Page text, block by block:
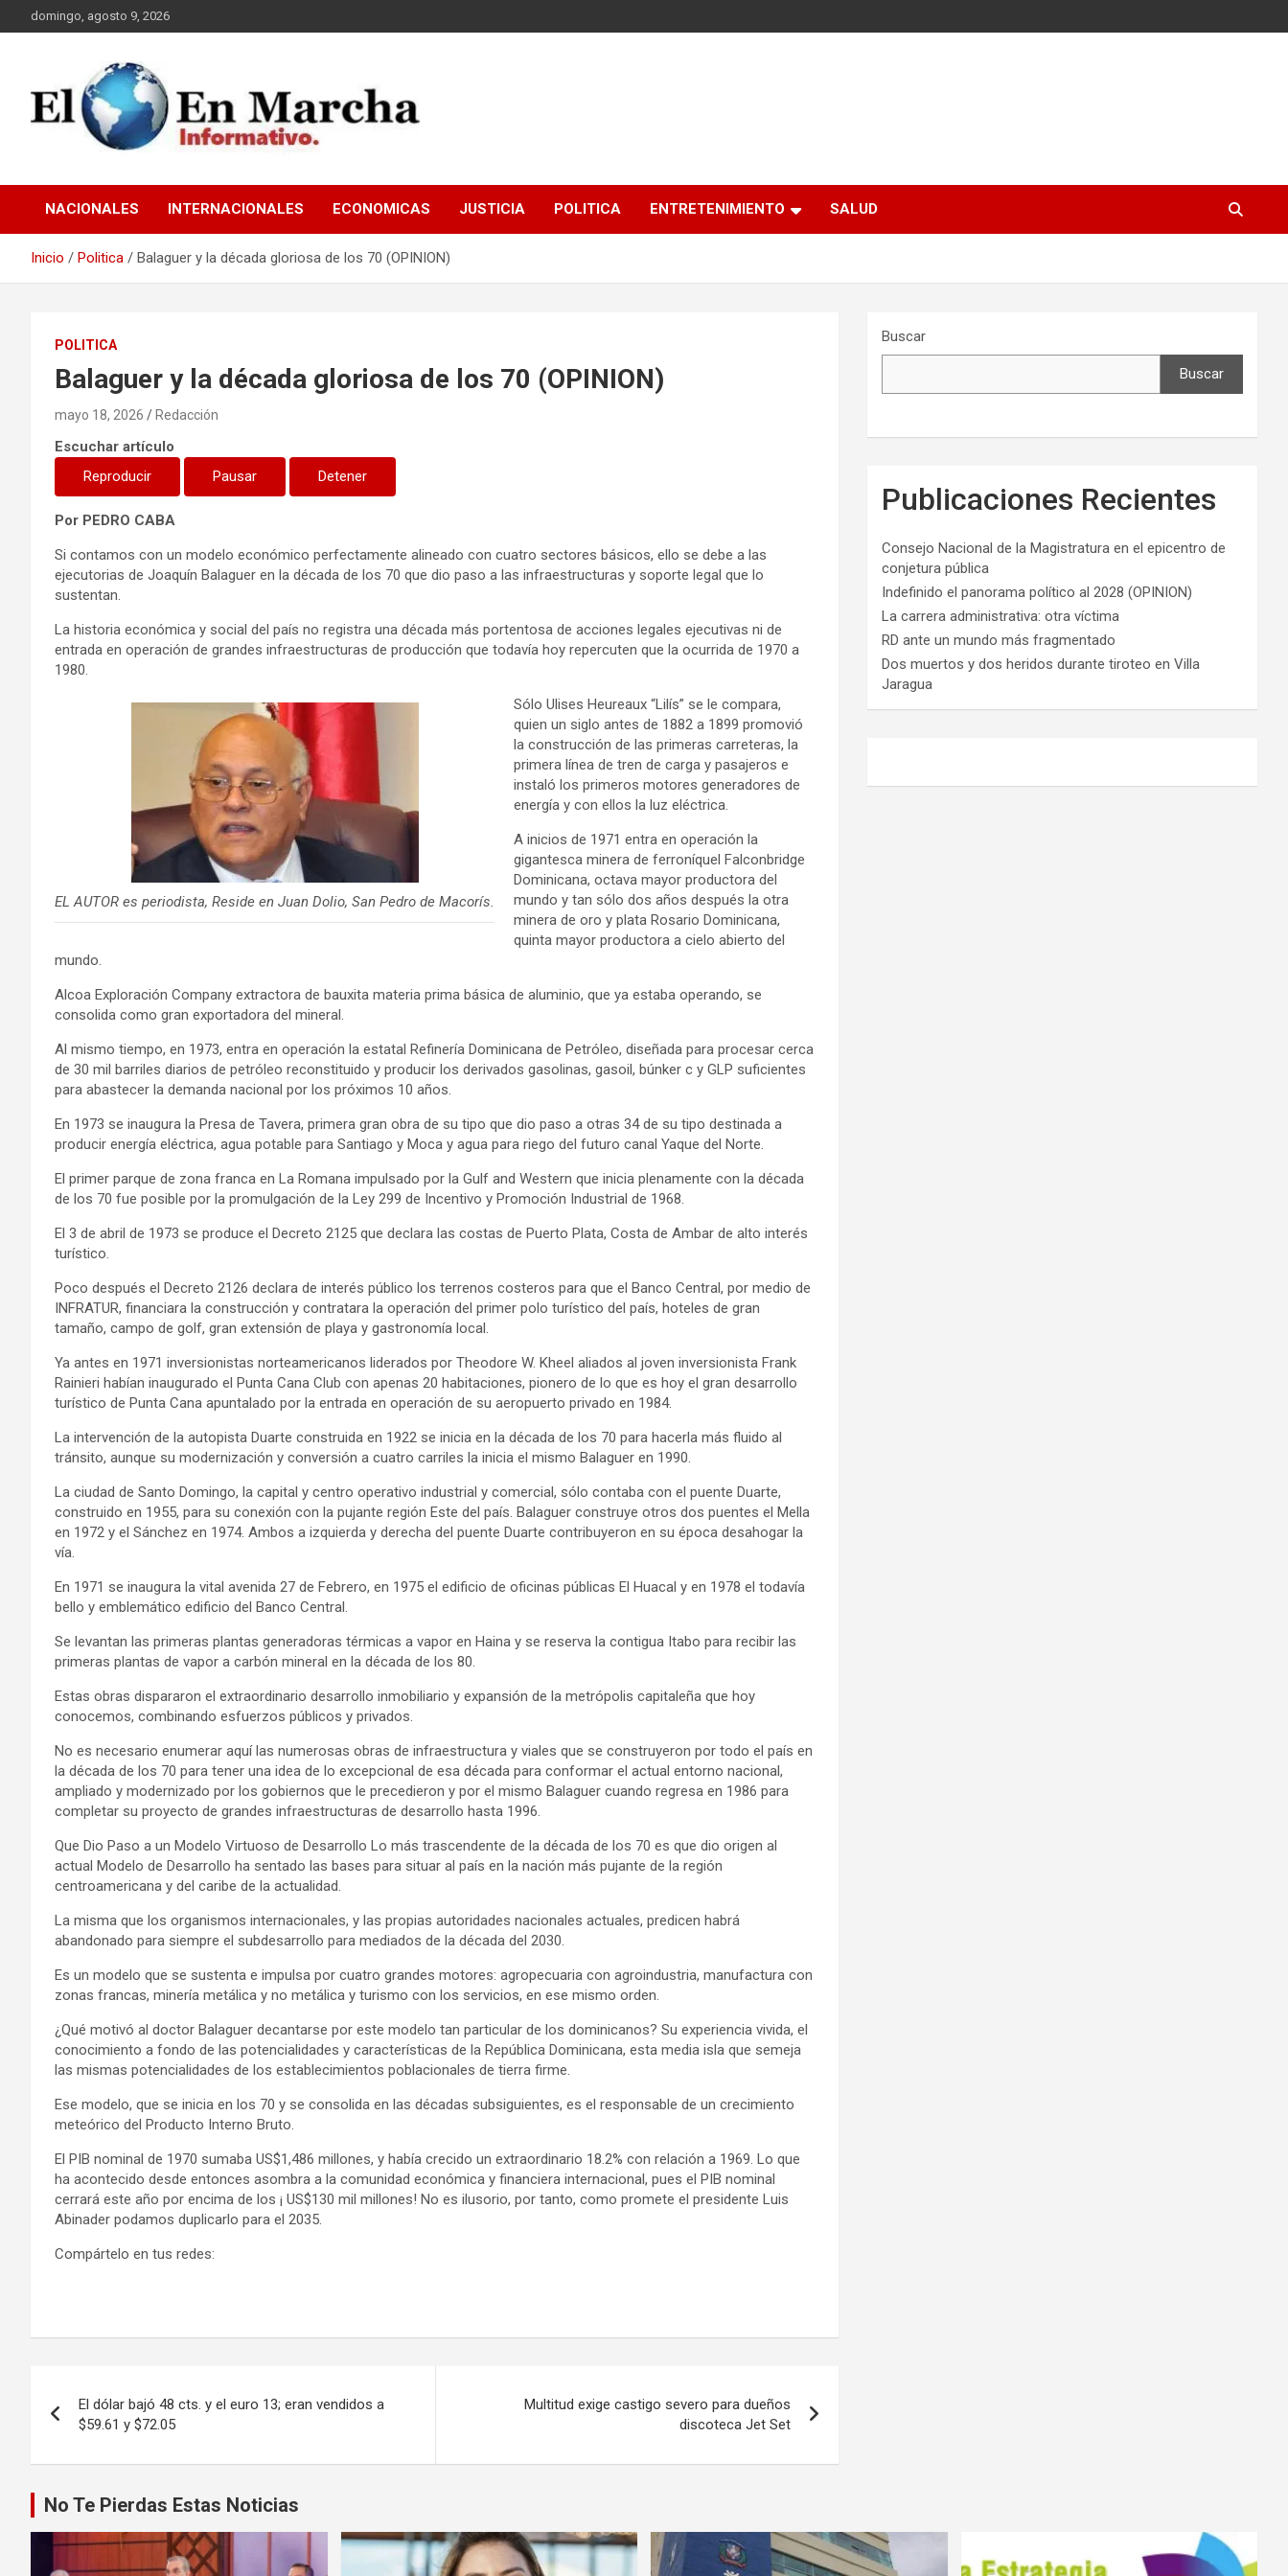
al
domingo, agosto 9, 2026
elmundoenmarcha.net
NACIONALES INTERNACIONALES ECONOMICAS JUSTICIA POLITICA ENTRETENIMIENTO SALUD
Inicio Politica Balaguer y la década gloriosa de los 70 (OPINION)
POLITICA
Balaguer y la década gloriosa de los 70 (OPINION)
mayo 18, 2026 Redacción
Escuchar artículo
Reproducir
Pausar Detener
Por PEDRO CABA
Si contamos con un modelo económico perfectamente alineado con cuatro sectores básicos, ello se debe a las
ejecutorias de Joaquín Balaguer en la década de los 70 que dio paso a las infraestructuras y soporte legal que lo
sustentan.
La historia económica y social del país no registra una década más portentosa de acciones legales ejecutivas ni de
entrada en operación de grandes infraestructuras de producción que todavía hoy repercuten que la ocurrida de 1970 a
1980.
EL AUTOR es periodista, Reside en Juan Dolio, San Pedro de Macorís.
Sólo Ulises Heureaux “Lilís” se le compara,
quien un siglo antes de 1882 a 1899 promovió
la construcción de las primeras carreteras, la
primera línea de tren de carga y pasajeros e
instaló los primeros motores generadores de
energía y con ellos la luz eléctrica.
A inicios de 1971 entra en operación la
gigantesca minera de ferroníquel Falconbridge
Dominicana, octava mayor productora del
mundo y tan sólo dos años después la otra
minera de oro y plata Rosario Dominicana,
quinta mayor productora a cielo abierto del
mundo.
Alcoa Exploración Company extractora de bauxita materia prima básica de aluminio, que ya estaba operando, se
consolida como gran exportadora del mineral.
Al mismo tiempo, en 1973, entra en operación la estatal Refinería Dominicana de Petróleo, diseñada para procesar cerca
de 30 mil barriles diarios de petróleo reconstituido y producir los derivados gasolinas, gasoil, búnker c y GLP suficientes
para abastecer la demanda nacional por los próximos 10 años.
En 1973 se inaugura la Presa de Tavera, primera gran obra de su tipo que dio paso a otras 34 de su tipo destinada a
producir energía eléctrica, agua potable para Santiago y Moca y agua para riego del futuro canal Yaque del Norte.
El primer parque de zona franca en La Romana impulsado por la Gulf and Western que inicia plenamente con la década
de los 70 fue posible por la promulgación de la Ley 299 de Incentivo y Promoción Industrial de 1968.
El 3 de abril de 1973 se produce el Decreto 2125 que declara las costas de Puerto Plata, Costa de Ambar de alto interés
turístico.
Poco después el Decreto 2126 declara de interés público los terrenos costeros para que el Banco Central, por medio de
INFRATUR, financiara la construcción y contratara la operación del primer polo turístico del país, hoteles de gran
tamaño, campo de golf, gran extensión de playa y gastronomía local.
Ya antes en 1971 inversionistas norteamericanos liderados por Theodore W. Kheel aliados al joven inversionista Frank
Rainieri habían inaugurado el Punta Cana Club con apenas 20 habitaciones, pionero de lo que es hoy el gran desarrollo
turístico de Punta Cana apuntalado por la entrada en operación de su aeropuerto privado en 1984.
La intervención de la autopista Duarte construida en 1922 se inicia en la década de los 70 para hacerla más fluido al
tránsito, aunque su modernización y conversión a cuatro carriles la inicia el mismo Balaguer en 1990.
La ciudad de Santo Domingo, la capital y centro operativo industrial y comercial, sólo contaba con el puente Duarte,
construido en 1955, para su conexión con la pujante región Este del país. Balaguer construye otros dos puentes el Mella
en 1972 y el Sánchez en 1974. Ambos a izquierda y derecha del puente Duarte contribuyeron en su época desahogar la
vía.
En 1971 se inaugura la vital avenida 27 de Febrero, en 1975 el edificio de oficinas públicas El Huacal y en 1978 el todavía
bello y emblemático edificio del Banco Central.
Se levantan las primeras plantas generadoras térmicas a vapor en Haina y se reserva la contigua Itabo para recibir las
primeras plantas de vapor a carbón mineral en la década de los 80.
Estas obras dispararon el extraordinario desarrollo inmobiliario y expansión de la metrópolis capitaleña que hoy
conocemos, combinando esfuerzos públicos y privados.
No es necesario enumerar aquí las numerosas obras de infraestructura y viales que se construyeron por todo el país en
la década de los 70 para tener una idea de lo excepcional de esa década para conformar el actual entorno nacional,
ampliado y modernizado por los gobiernos que le precedieron y por el mismo Balaguer cuando regresa en 1986 para
completar su proyecto de grandes infraestructuras de desarrollo hasta 1996.
Que Dio Paso a un Modelo Virtuoso de Desarrollo Lo más trascendente de la década de los 70 es que dio origen al
actual Modelo de Desarrollo ha sentado las bases para situar al país en la nación más pujante de la región
centroamericana y del caribe de la actualidad.
La misma que los organismos internacionales, y las propias autoridades nacionales actuales, predicen habrá
abandonado para siempre el subdesarrollo para mediados de la década del 2030.
Es un modelo que se sustenta e impulsa por cuatro grandes motores: agropecuaria con agroindustria, manufactura con
zonas francas, minería metálica y no metálica y turismo con los servicios, en ese mismo orden.
¿Qué motivó al doctor Balaguer decantarse por este modelo tan particular de los dominicanos? Su experiencia vivida, el
conocimiento a fondo de las potencialidades y características de la República Dominicana, esta media isla que semeja
las mismas potencialidades de los establecimientos poblacionales de tierra firme.
Ese modelo, que se inicia en los 70 y se consolida en las décadas subsiguientes, es el responsable de un crecimiento
meteórico del Producto Interno Bruto.
El PIB nominal de 1970 sumaba US$1,486 millones, y había crecido un extraordinario 18.2% con relación a 1969. Lo que
ha acontecido desde entonces asombra a la comunidad económica y financiera internacional, pues el PIB nominal
cerrará este año por encima de los ¡ US$130 mil millones! No es ilusorio, por tanto, como promete el presidente Luis
Abinader podamos duplicarlo para el 2035.
Compártelo en tus redes:
de
entradas
El dólar bajó 48 cts. y el euro 13; eran vendidos a
$59.61 y $72.05
Multitud exige castigo severo para dueños
discoteca Jet Set
Buscar
Buscar
Publicaciones Recientes
Consejo Nacional de la Magistratura en el epicentro de
conjetura pública
Indefinido el panorama político al 2028 (OPINION)
La carrera administrativa: otra víctima
RD ante un mundo más fragmentado
Dos muertos y dos heridos durante tiroteo en Villa
Jaragua
No Te Pierdas Estas Noticias